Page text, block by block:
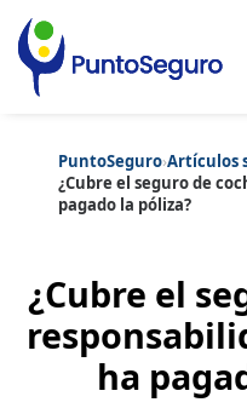
Artículos sobre Otros
Artículos sobre Seguros de
Artículos sobre Seguros
Artículos sobre Seguros
Artículos sobre
PuntoSeguro›Artículos
¿Cubre el seguro de
pagado la póliza?
¿Cubre el
ha